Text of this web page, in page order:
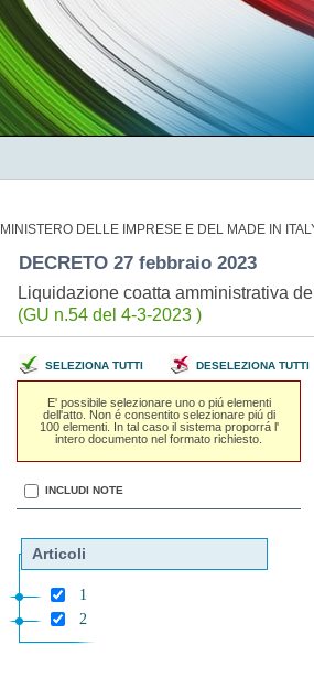
MINISTERO DELLE IMPRESE E DEL MADE IN
DECRETO 27 febbraio 2023
Liquidazione coatta amministrativa
(GU n.54 del 4-3-2023 )
SELEZIONA TUTTI DESELEZIONA TUTTI
E' possibile selezionare uno o piú elementi
dell'atto. Non é consentito selezionare piú di
100 elementi. In tal caso il sistema proporrá l'
intero documento nel formato richiesto.
INCLUDI NOTE
Articoli
1
2